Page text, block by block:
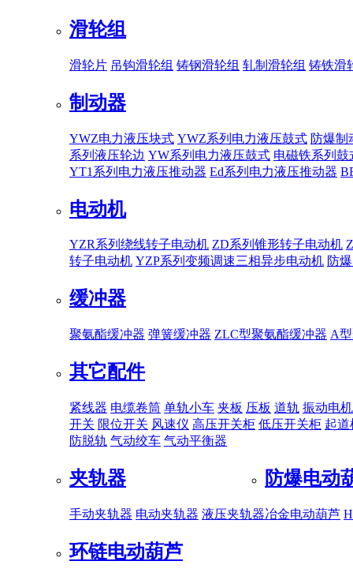
滑轮组
滑轮片 吊钩滑轮组 铸钢滑轮组 轧制滑轮组 铸铁滑
制动器
YWZ电力液压块式 YWZ系列电力液压鼓式 防爆制
系列液压轮边 YW系列电力液压鼓式 电磁铁系列鼓
YT1系列电力液压推动器 Ed系列电力液压推动器
电动机
YZR系列绕线转子电动机 ZD系列锥形转子电动机
转子电动机 YZP系列变频调速三相异步电动机 防
缓冲器
聚氨酯缓冲器 弹簧缓冲器 ZLC型聚氨酯缓冲器 A
其它配件
紧线器 电缆卷筒 单轨小车 夹板 压板 道轨 振动电机
开关 限位开关 风速仪 高压开关柜 低压开关柜 起道
防脱轨 气动绞车 气动平衡器
夹轨器
手动夹轨器 电动夹轨器 液压夹轨器
防爆电动
冶金电动葫芦
环链电动葫芦